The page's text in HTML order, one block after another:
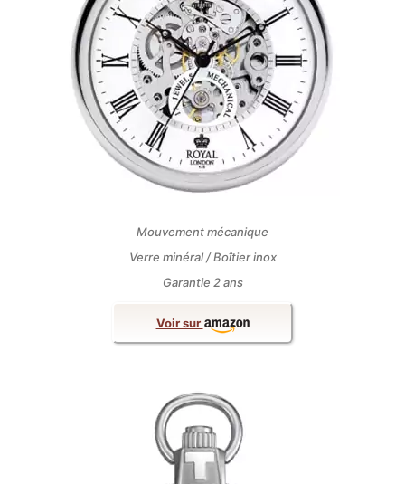
Mouvement mécanique
Verre minéral / Boîtier inox
Garantie 2 ans
Voir sur